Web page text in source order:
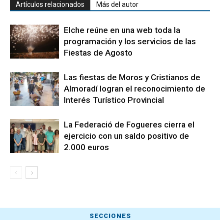
Artículos relacionados Más del autor
Elche reúne en una web toda la
programación y los servicios de las
Fiestas de Agosto
Las fiestas de Moros y Cristianos de
Almoradí logran el reconocimiento de
Interés Turístico Provincial
La Federació de Fogueres cierra el
ejercicio con un saldo positivo de
2.000 euros
SECCIONES